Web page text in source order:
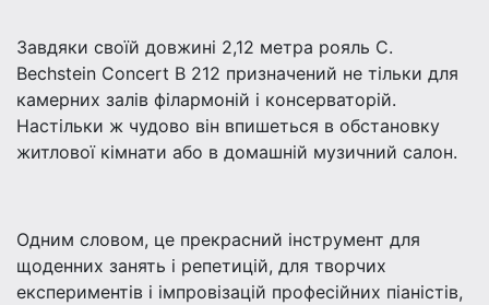
Завдяки своїй довжині 2,12 метра рояль C.
Bechstein Concert B 212 призначений не тільки для
камерних залів філармоній і консерваторій.
Настільки ж чудово він впишеться в обстановку
житлової кімнати або в домашній музичний салон.
Одним словом, це прекрасний інструмент для
щоденних занять і репетицій, для творчих
експериментів і імпровізацій професійних піаністів,